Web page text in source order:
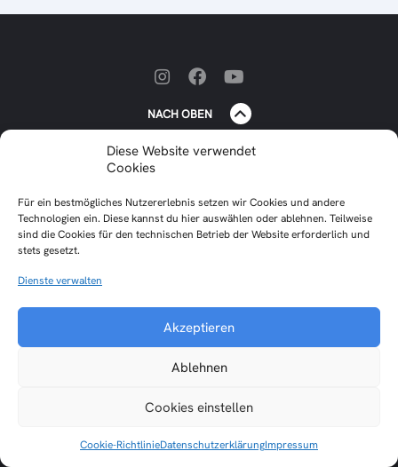
Diese Website verwendet
Cookies
Für ein bestmögliches Nutzererlebnis setzen wir Cookies und andere
Technologien ein. Diese kannst du hier auswählen oder ablehnen. Teilweise
sind die Cookies für den technischen Betrieb der Website erforderlich und
stets gesetzt.
Dienste verwalten
Akzeptieren
Ablehnen
Cookies einstellen
Cookie-RichtlinieDatenschutzerklärungImpressum
NACH OBEN
Unsere Gold-Sponsoren und Premium
Impressum
Datenschutzerklärung
Cookie-Richtlinie (EU)
Interne Cloud
Made with ❤️ byFHCOM